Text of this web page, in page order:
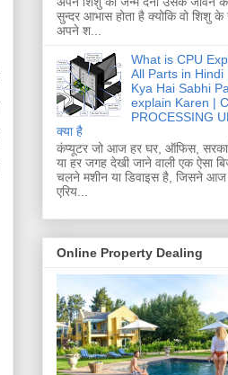
सुन्दर आभास होता है क्योकि वो शिशु
अपने श...
What is CPU
All Parts in Hindi
Kya Hai Sabhi
explain Karen |
PROCESSING
क्या है
कंप्यूटर जो आज हर घर, ऑफिस,
या हर जगह देखी जाने वाली एक ऐसा
चलने मशीन या डिवाइस है, जिसने आज
एरिय...
Online Property Dealing